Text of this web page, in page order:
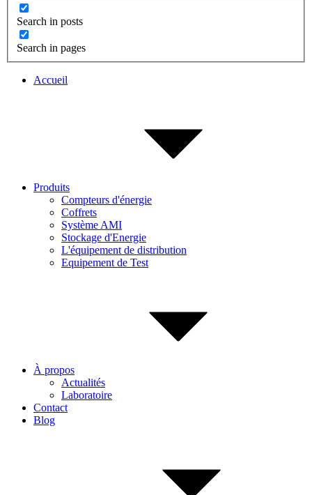
Search in posts
Search in pages
Accueil
Produits
Compteurs d'énergie
Coffrets
Système AMI
Stockage d'Energie
L'équipement de distribution
Equipement de Test
À propos
Actualités
Laboratoire
Contact
Blog